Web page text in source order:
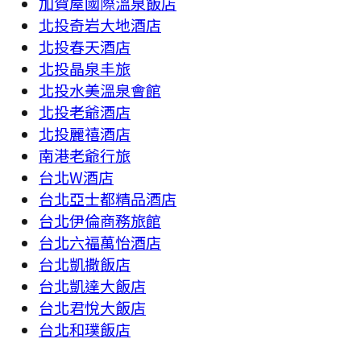
北投奇岩大地酒店
北投春天酒店
北投晶泉丰旅
北投水美溫泉會館
北投老爺酒店
北投麗禧酒店
南港老爺行旅
台北W酒店
台北亞士都精品酒店
台北伊倫商務旅館
台北六福萬怡酒店
台北凱撒飯店
台北凱達大飯店
台北君悅大飯店
台北和璞飯店